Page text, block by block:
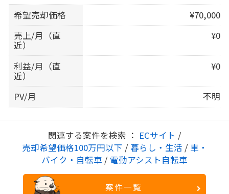
希望売却価格
¥70,000
売上/月（直
近）
¥0
利益/月（直
近）
¥0
PV/月 不明
関連する案件を検索 ： ECサイト /
売却希望価格100万円以下 / 暮らし・生活 / 車・
バイク・自転車 / 電動アシスト自転車
案件一覧